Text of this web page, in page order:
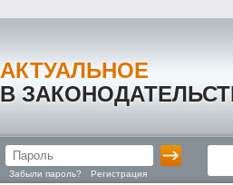
АКТУАЛЬНОЕ
В
Забыли пароль? Регистрация